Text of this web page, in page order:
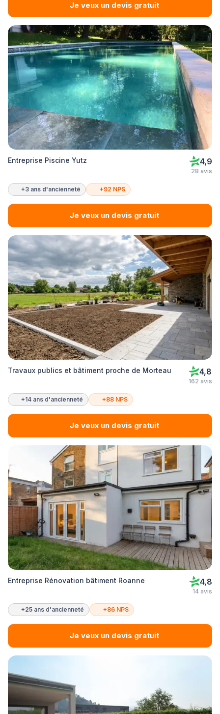
Je veux un devis gratuit
Entreprise Piscine Yutz 4,9
28 avis
+3 ans d'ancienneté +92 NPS
Je veux un devis gratuit
Travaux publics et bâtiment proche de Morteau 4,8
162 avis
+14 ans d'ancienneté +88 NPS
Je veux un devis gratuit
Entreprise Rénovation bâtiment Roanne 4,8
14 avis
+25 ans d'ancienneté +86 NPS
Je veux un devis gratuit